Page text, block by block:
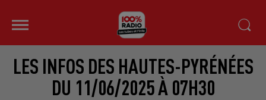
LES INFOS DES HAUTES-PYRÉNÉES
DU 11/06/2025 À 07H30